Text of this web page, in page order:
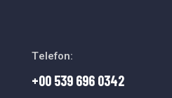
Telefon:
+00 539 696 0342